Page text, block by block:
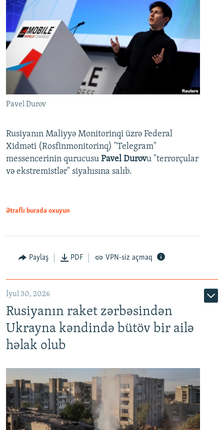
Pavel Durov
Rusiyanın Maliyyə Monitorinqi üzrə Federal
Xidməti (Rosfinmonitorinq) "Telegram"
messencerinin qurucusu Pavel Durovu "terrorçular
və ekstremistlər" siyahısına salıb.
Ətraflı burada oxuyun
Paylaş PDF VPN-siz açmaq
İyul 30, 2026
Rusiyanın raket zərbəsindən
Ukrayna kəndində bütöv bir ailə
həlak olub